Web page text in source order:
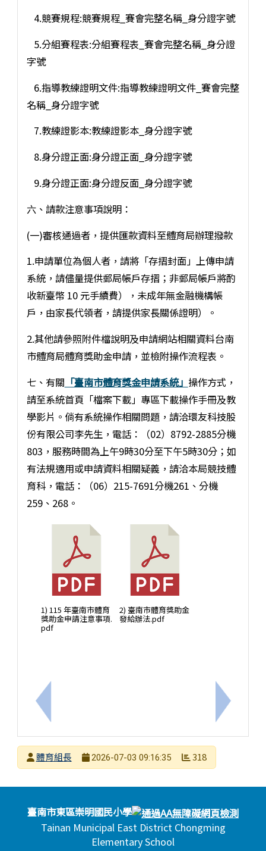
上一筆：轉知修正之「115學年度全國學生舞蹈比賽
4.競賽規程:競賽規程_賽會完整名稱_身分證字號
5.分組賽程表:分組賽程表_賽會完整名稱_身分證
字號
6.指導教練證明文件:指導教練證明文件_賽會完整
名稱_身分證字號
7.教練證影本:教練證影本_身分證字號
8.身分證正面:身分證正面_身分證字號
9.身分證正面:身分證反面_身分證字號
六、請款注意事項說明：
(一)審核通過者，提供匯款資料至體育局辦理撥款
1.申請單位為個人者，請將「存摺封面」上傳申請
系統，請儘量提供郵局帳戶存摺；非郵局帳戶將酌
收新臺幣 10 元手續費），未成年無金融機構帳
戶，由家長代領者，請提供家長關係證明）。
2.其他請參照附件檔說明及申請網站相關資料台南
市體育局體育獎助金申請，並檢附操作流程表。
七、有關 「臺南市體育獎金申請系統」 操作方式，
請至系統首頁「檔案下載」專區下載操作手冊及教
學影片。倘有系統操作相關問題，請洽環友科技股
份有限公司李先生，電話：（02）8792-2885分機
803，服務時間為上午9時30分至下午5時30分；如
有法規適用或申請資料相關疑義，請洽本局競技體
育科，電話：（06）215-7691分機261、分機
259、268。
1) 115 年臺南市體育
獎助金申請注意事項.
pdf
2) 臺南市體育獎助金
發給辦法.pdf
下一筆：
發布者
體育組長
2026-07-03 09:16:35 318
頁尾區域內容
臺南市東區崇明國民小學
Tainan Municipal East District Chongming
Elementary School